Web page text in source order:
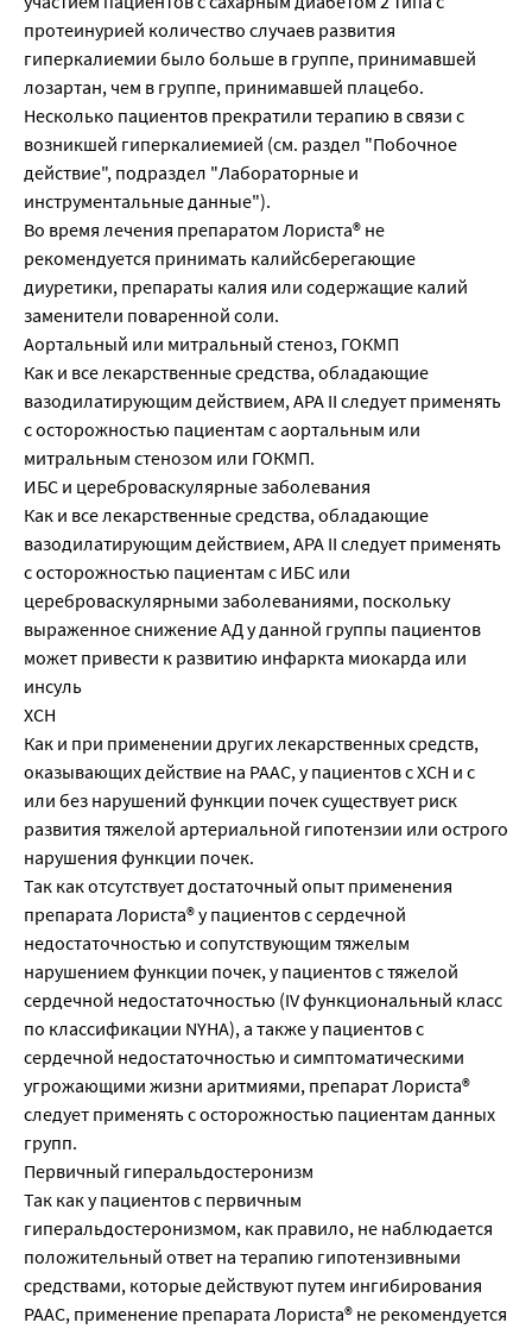
протеинурией количество случаев развития
гиперкалиемии было больше в группе, принимавшей
лозартан, чем в группе, принимавшей плацебо.
Несколько пациентов прекратили терапию в связи с
возникшей гиперкалиемией (см. раздел "Побочное
действие", подраздел "Лабораторные и
инструментальные данные").
Во время лечения препаратом Лориста® не
рекомендуется принимать калийсберегающие
диуретики, препараты калия или содержащие калий
заменители поваренной соли.
Аортальный или митральный стеноз, ГОКМП
Как и все лекарственные средства, обладающие
вазодилатирующим действием, АРА II следует применять
с осторожностью пациентам с аортальным или
митральным стенозом или ГОКМП.
ИБС и цереброваскулярные заболевания
Как и все лекарственные средства, обладающие
вазодилатирующим действием, АРА II следует применять
с осторожностью пациентам с ИБС или
цереброваскулярными заболеваниями, поскольку
выраженное снижение АД у данной группы пациентов
может привести к развитию инфаркта миокарда или
инсуль
ХСН
Как и при применении других лекарственных средств,
оказывающих действие на РААС, у пациентов с ХСН и с
или без нарушений функции почек существует риск
развития тяжелой артериальной гипотензии или острого
нарушения функции почек.
Так как отсутствует достаточный опыт применения
препарата Лориста® у пациентов с сердечной
недостаточностью и сопутствующим тяжелым
нарушением функции почек, у пациентов с тяжелой
сердечной недостаточностью (IV функциональный класс
по классификации NYHA), а также у пациентов с
сердечной недостаточностью и симптоматическими
угрожающими жизни аритмиями, препарат Лориста®
следует применять с осторожностью пациентам данных
групп.
Первичный гиперальдостеронизм
Так как у пациентов с первичным
гиперальдостеронизмом, как правило, не наблюдается
положительный ответ на терапию гипотензивными
средствами, которые действуют путем ингибирования
РААС, применение препарата Лориста® не рекомендуется